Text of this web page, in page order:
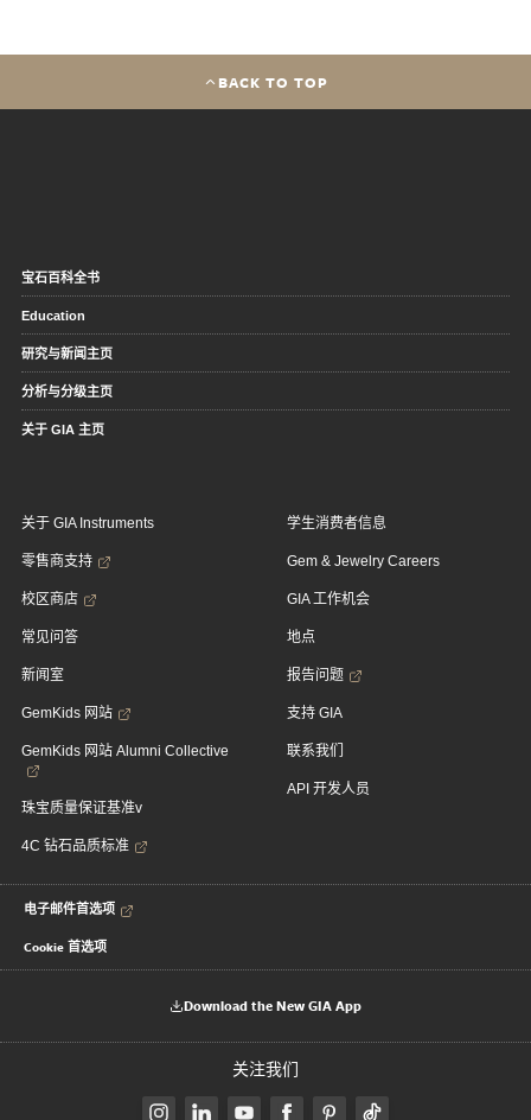
BACK TO TOP
宝石百科全书
Education
研究与新闻主页
分析与分级主页
关于 GIA 主页
关于 GIA Instruments
零售商支持
校区商店
常见问答
新闻室
GemKids 网站
GemKids 网站 Alumni Collective
珠宝质量保证基准v
4C 钻石品质标准
学生消费者信息
Gem & Jewelry Careers
GIA 工作机会
地点
报告问题
支持 GIA
联系我们
API 开发人员
电子邮件首选项
Cookie 首选项
Download the New GIA App
关注我们